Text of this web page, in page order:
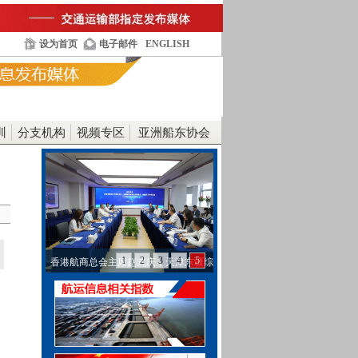
设为首页 电子邮件 ENGLISH
分支机构 视频专区 亚洲船东协会
香港航商总会主席赵式庆，天津东疆综
合保税区党委书…
1 2 3 4 5